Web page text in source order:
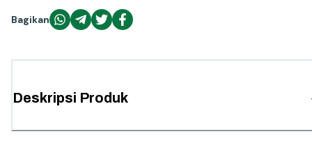
Bagikan
Deskripsi Produk